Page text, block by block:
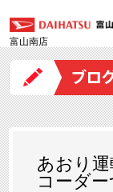
富山南店
あおり
コーダ